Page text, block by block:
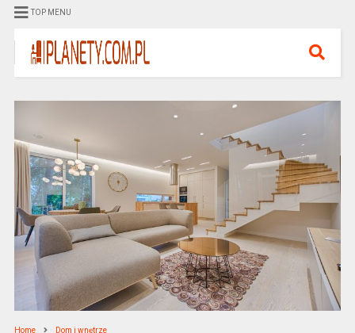
TOP MENU
Home Dom i wnętrze